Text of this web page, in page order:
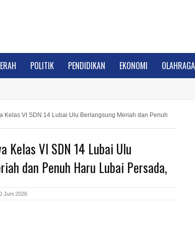
POLITIK PENDIDIKAN EKONOMI OLAHRAGA
Kelas VI SDN 14 Lubai Ulu Berlangsung Meriah dan Penuh
Kelas VI SDN 14 Lubai Ulu
dan Penuh Haru Lubai Persada,
Juni 2026